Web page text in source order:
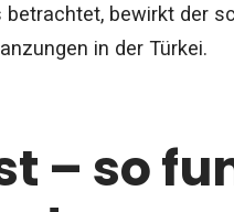
bewirkt der
in der Türkei.
– so